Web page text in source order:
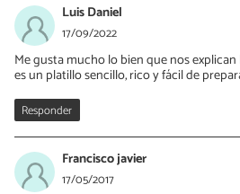
Luis Daniel
17/09/2022
Me gusta mucho lo bien que nos
es un platillo sencillo, rico y fácil de
Responder
Francisco javier
17/05/2017